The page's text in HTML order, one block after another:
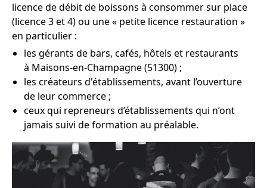
licence de débit de boissons à consommer sur place
(licence 3 et 4) ou une « petite licence restauration »
en particulier :
les gérants de bars, cafés, hôtels et restaurants
à Maisons-en-Champagne (51300) ;
les créateurs d'établissements, avant l’ouverture
de leur commerce ;
ceux qui repreneurs d’établissements qui n’ont
jamais suivi de formation au préalable.